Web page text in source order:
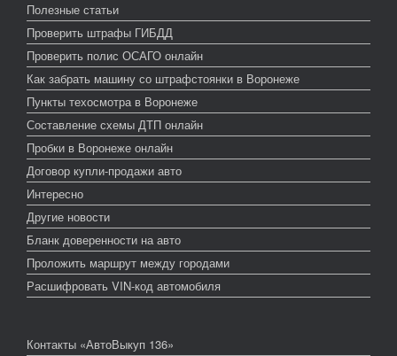
Полезные статьи
Проверить штрафы ГИБДД
Проверить полис ОСАГО онлайн
Как забрать машину со штрафстоянки в Воронеже
Пункты техосмотра в Воронеже
Составление схемы ДТП онлайн
Пробки в Воронеже онлайн
Договор купли-продажи авто
Интересно
Другие новости
Бланк доверенности на авто
Проложить маршрут между городами
Расшифровать VIN-код автомобиля
Контакты «АвтоВыкуп 136»